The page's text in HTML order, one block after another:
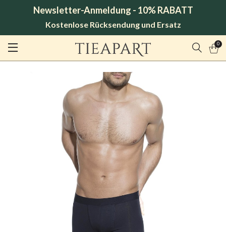
Newsletter-Anmeldung - 10% RABATT
Kostenlose Rücksendung und Ersatz
0